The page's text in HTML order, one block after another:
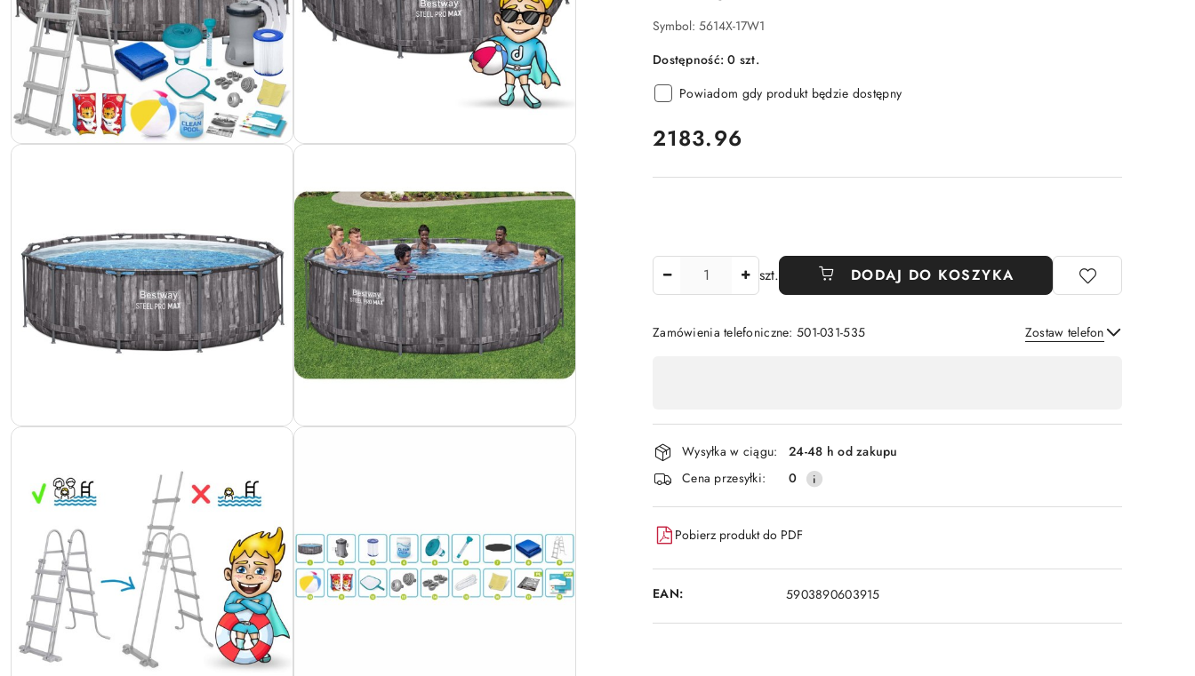
Symbol: 5614X-17W1
Dostępność:0 szt.
Powiadom gdy produkt będzie dostępny
cena:
2183.96
szt. DODAJ DO KOSZYKA
Zamówienia telefoniczne: 501-031-535 Zostaw telefon
płatność
i
dostawa
Wysyłka w ciągu:
24-48 h od zakupu
Cena przesyłki:
0
Pobierz produkt do PDF
EAN: 5903890603915